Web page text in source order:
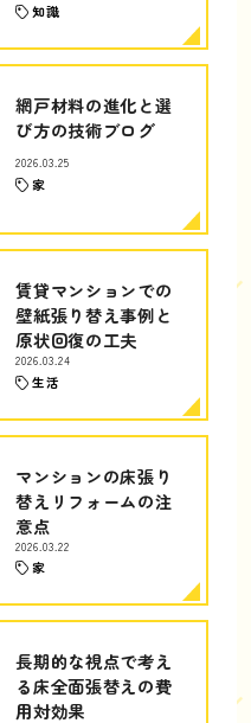
知識
網戸材料の進化と選
び方の技術ブログ
2026.03.25
家
賃貸マンションでの
壁紙張り替え事例と
原状回復の工夫
2026.03.24
生活
マンションの床張り
替えリフォームの注
意点
2026.03.22
家
長期的な視点で考え
る床全面張替えの費
用対効果